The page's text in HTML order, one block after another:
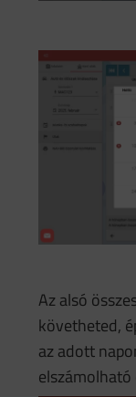
Az alsó
követheted,
az adott